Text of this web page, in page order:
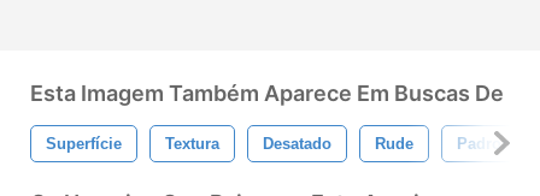
Esta Imagem Também Aparece Em Buscas De
Superfície Textura Desatado Rude Padronizar